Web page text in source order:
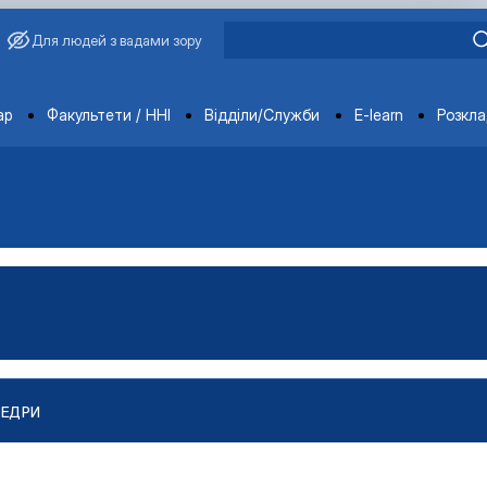
Для людей з вадами зору
Факультети / ННІ Відділи/Служби E-learn